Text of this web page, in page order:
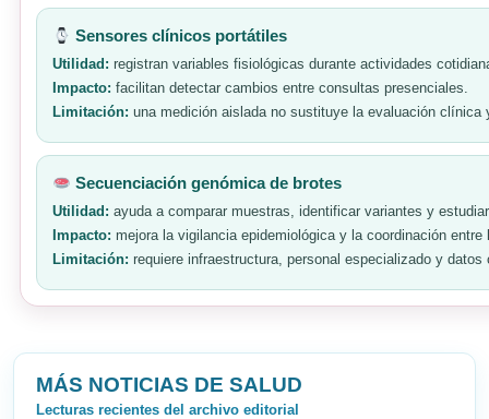
Sensores clínicos portátiles
Utilidad: registran variables fisiológicas durante actividades
Impacto: facilitan detectar cambios entre consultas presenciales.
Limitación: una medición aislada no sustituye la evaluación clínica
Secuenciación genómica de brotes
Utilidad: ayuda a comparar muestras, identificar variantes y
Impacto: mejora la vigilancia epidemiológica y la coordinación entre
Limitación: requiere infraestructura, personal especializado y
MÁS NOTICIAS DE SALUD
Lecturas recientes del archivo editorial